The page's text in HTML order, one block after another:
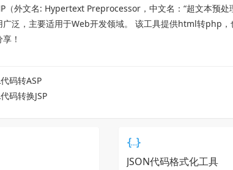
外文名: Hypertext Preprocessor，中文名：“超文本预处
广泛，主要适用于Web开发领域。 该工具提供html转
！
码转ASP
码转换JSP
JSON代码格式化工具